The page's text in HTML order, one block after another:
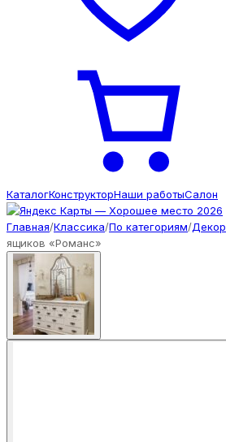
КаталогКонструкторНаши работыСалон
Главная/Классика/По категориям/Декор
ящиков «Романс»